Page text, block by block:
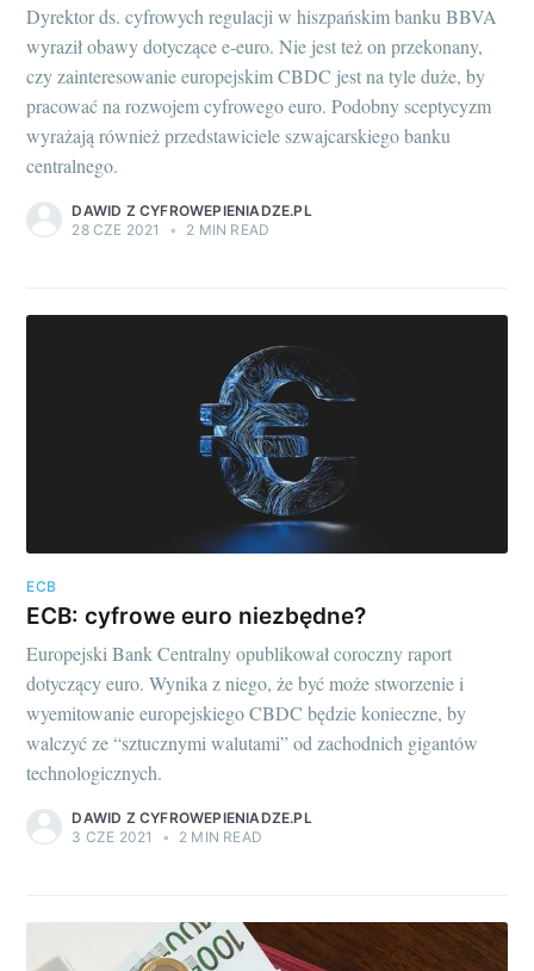
Dyrektor ds. cyfrowych regulacji w hiszpańskim banku BBVA
wyraził obawy dotyczące e-euro. Nie jest też on przekonany,
czy zainteresowanie europejskim CBDC jest na tyle duże, by
pracować na rozwojem cyfrowego euro. Podobny sceptycyzm
wyrażają również przedstawiciele szwajcarskiego banku
centralnego.
DAWID Z CYFROWEPIENIADZE.PL
28 CZE 2021
• 2 MIN READ
ECB
ECB: cyfrowe euro niezbędne?
Europejski Bank Centralny opublikował coroczny raport
dotyczący euro. Wynika z niego, że być może stworzenie i
wyemitowanie europejskiego CBDC będzie konieczne, by
walczyć ze “sztucznymi walutami” od zachodnich gigantów
technologicznych.
DAWID Z CYFROWEPIENIADZE.PL
3 CZE 2021
• 2 MIN READ